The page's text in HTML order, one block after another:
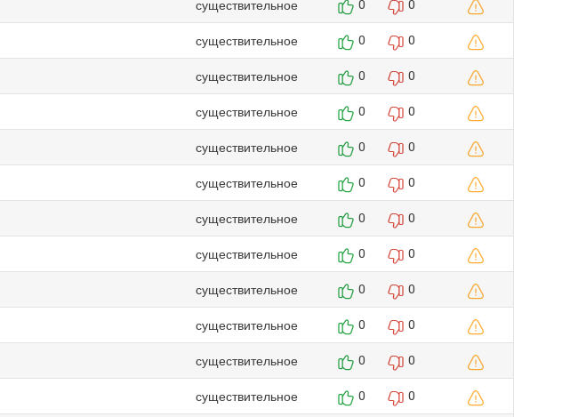
существительное 0 0
существительное 0 0
существительное 0 0
существительное 0 0
существительное 0 0
существительное 0 0
существительное 0 0
существительное 0 0
существительное 0 0
существительное 0 0
существительное 0 0
существительное 0 0